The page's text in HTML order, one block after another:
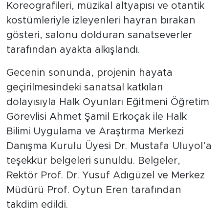
Koreografileri, müzikal altyapısı ve otantik
kostümleriyle izleyenleri hayran bırakan
gösteri, salonu dolduran sanatseverler
tarafından ayakta alkışlandı.
Gecenin sonunda, projenin hayata
geçirilmesindeki sanatsal katkıları
dolayısıyla Halk Oyunları Eğitmeni Öğretim
Görevlisi Ahmet Şamil Erkoçak ile Halk
Bilimi Uygulama ve Araştırma Merkezi
Danışma Kurulu Üyesi Dr. Mustafa Uluyol’a
teşekkür belgeleri sunuldu. Belgeler,
Rektör Prof. Dr. Yusuf Adıgüzel ve Merkez
Müdürü Prof. Oytun Eren tarafından
takdim edildi.